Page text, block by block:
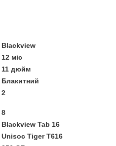
Blackview
12 міс
11 дюйм
Блакитний
2
8
Blackview Tab 16
Unisoc Tiger T616